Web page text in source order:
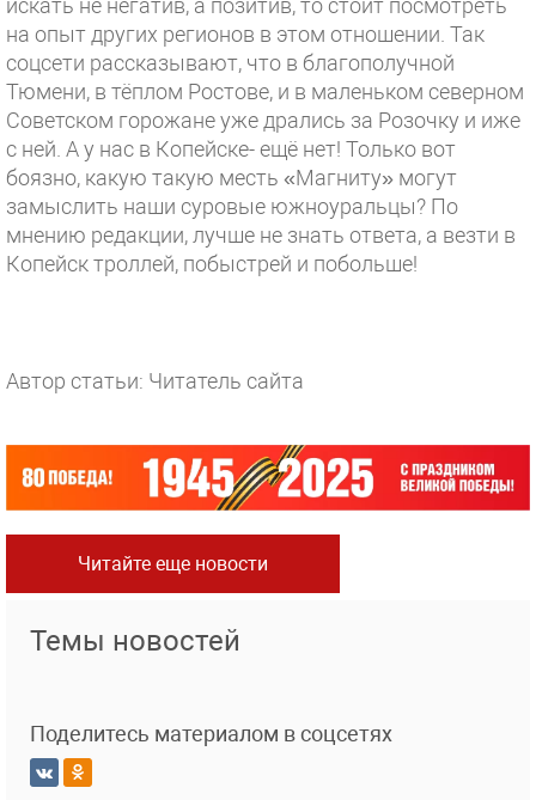
искать не негатив, а позитив, то стоит посмотреть
на опыт других регионов в этом отношении. Так
соцсети рассказывают, что в благополучной
Тюмени, в тёплом Ростове, и в маленьком северном
Советском горожане уже дрались за Розочку и иже
с ней. А у нас в Копейске- ещё нет! Только вот
боязно, какую такую месть «Магниту» могут
замыслить наши суровые южноуральцы? По
мнению редакции, лучше не знать ответа, а везти в
Копейск троллей, побыстрей и побольше!
Автор статьи: Читатель сайта
Читайте еще новости
Темы новостей
Поделитесь материалом в соцсетях